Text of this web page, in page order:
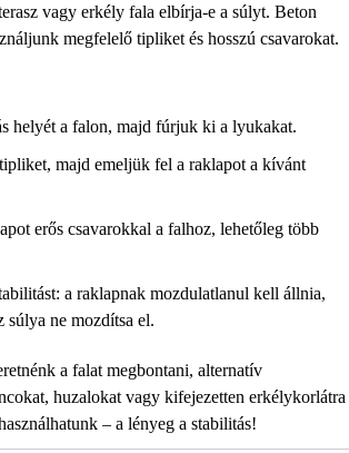
vagy erkély fala elbírja-e a súlyt. Beton
megfelelő tipliket és hosszú csavarokat.
helyét a falon, majd fúrjuk ki a lyukakat.
majd emeljük fel a raklapot a kívánt
erős csavarokkal a falhoz, lehetőleg több
a raklapnak mozdulatlanul kell állnia,
súlya ne mozdítsa el.
a falat megbontani, alternatív
huzalokat vagy kifejezetten erkélykorlátra
– a lényeg a stabilitás!